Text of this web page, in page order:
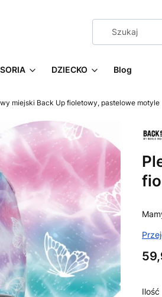
DZIECKO Blog
miejski Back Up fioletowy, pastelowe motyle
Ilość